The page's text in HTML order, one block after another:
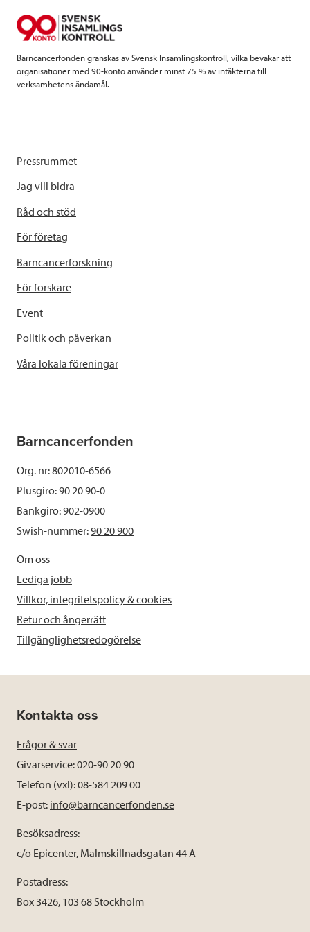
k
Barncancerfonden granskas av Svensk Insamlingskontroll, vilka bevakar att
organisationer med 90-konto använder minst 75 % av intäkterna till
verksamhetens ändamål.
Pressrummet
Jag vill bidra
Råd och stöd
För företag
Barncancerforskning
För forskare
Event
Politik och påverkan
Våra lokala föreningar
Barncancerfonden
Org. nr: 802010-6566
Plusgiro: 90 20 90-0
Bankgiro: 902-0900
Swish-nummer:90 20 900
Om oss
Lediga jobb
Villkor, integritetspolicy & cookies
Retur och ångerrätt
Tillgänglighetsredogörelse
Kontakta oss
Frågor & svar
Givarservice: 020-90 20 90
Telefon (vxl): 08-584 209 00
E-post: info@barncancerfonden.se
Besöksadress:
c/o Epicenter, Malmskillnadsgatan 44 A
Postadress:
Box 3426, 103 68 Stockholm